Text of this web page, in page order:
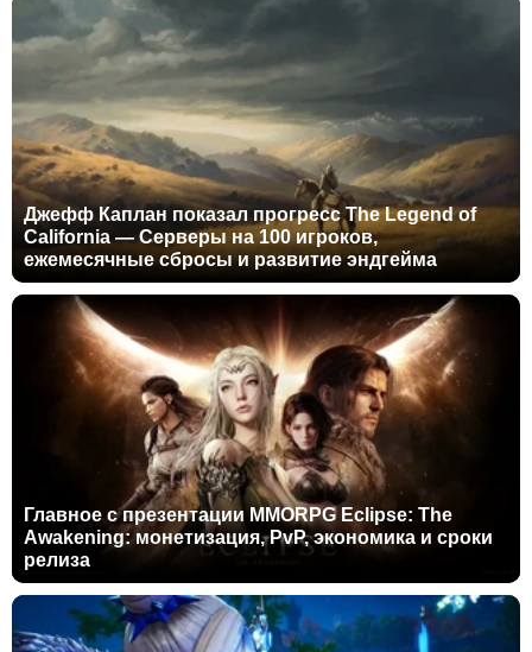
Джефф Каплан показал прогресс The Legend of
California — Серверы на 100 игроков,
ежемесячные сбросы и развитие эндгейма
Главное с презентации MMORPG Eclipse: The
Awakening: монетизация, PvP, экономика и сроки
релиза